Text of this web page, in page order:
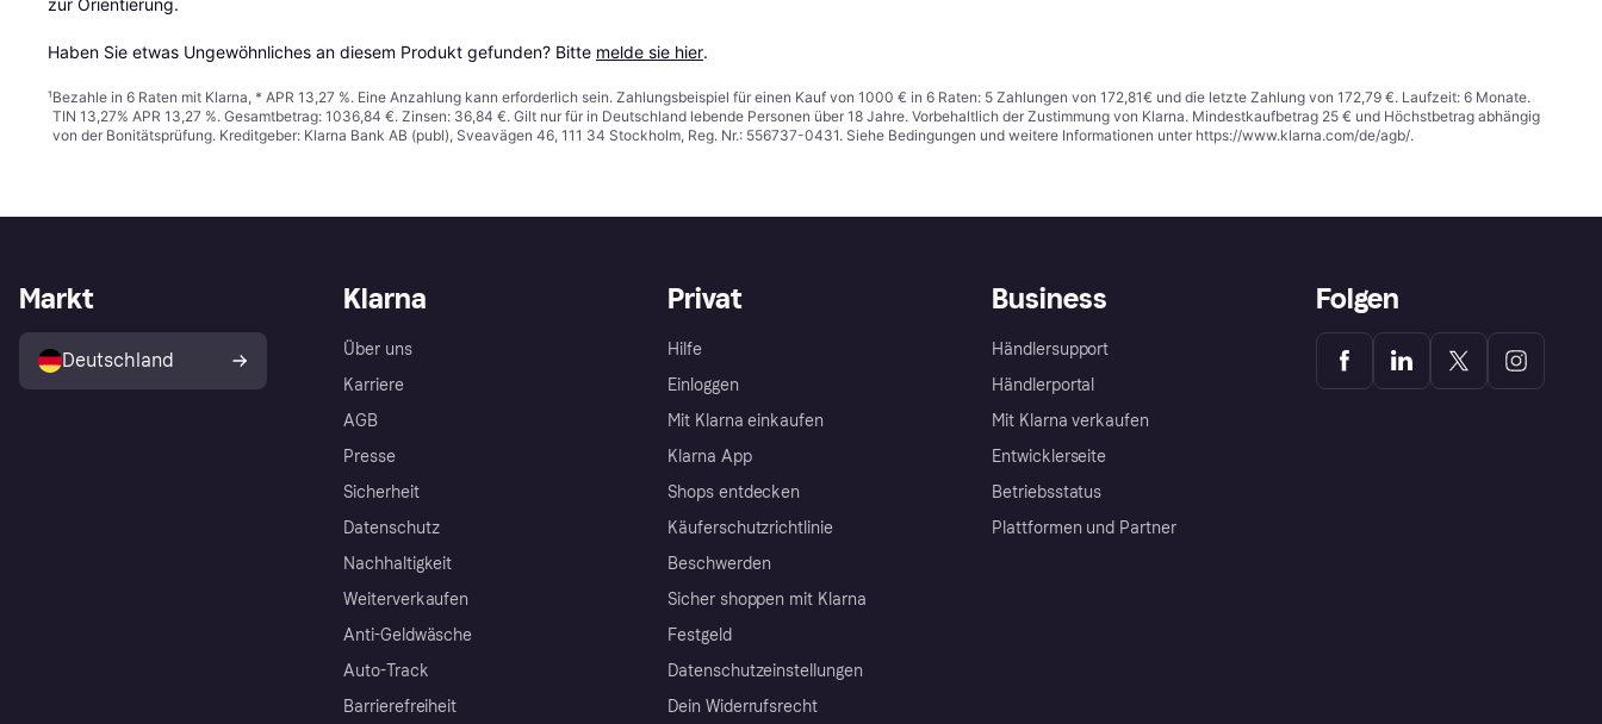
Haben Sie etwas Ungewöhnliches an diesem Produkt gefunden? Bitte melde sie hier.
¹Bezahle in 6 Raten mit Klarna, * APR 13,27 %. Eine Anzahlung kann erforderlich sein. Zahlungsbeispiel für einen Kauf von 1000 € in 6 Raten: 5 Zahlungen von 172,81€ und die letzte Zahlung von 172,79 €. Laufzeit: 6 Monate.
TIN 13,27% APR 13,27 %. Gesamtbetrag: 1036,84 €. Zinsen: 36,84 €. Gilt nur für in Deutschland lebende Personen über 18 Jahre. Vorbehaltlich der Zustimmung von Klarna. Mindestkaufbetrag 25 € und Höchstbetrag abhängig
von der Bonitätsprüfung. Kreditgeber: Klarna Bank AB (publ), Sveavägen 46, 111 34 Stockholm, Reg. Nr.: 556737-0431. Siehe Bedingungen und weitere Informationen unter https://www.klarna.com/de/agb/.
Klarna
Über uns
Karriere
AGB
Presse
Sicherheit
Datenschutz
Nachhaltigkeit
Weiterverkaufen
Anti-Geldwäsche
Auto-Track
Barrierefreiheit
Privat
Hilfe
Einloggen
Mit Klarna einkaufen
Klarna App
Shops entdecken
Käuferschutzrichtlinie
Beschwerden
Sicher shoppen mit Klarna
Festgeld
Datenschutzeinstellungen
Dein Widerrufsrecht
Business
Händlersupport
Händlerportal
Mit Klarna verkaufen
Entwicklerseite
Betriebsstatus
Plattformen und Partner
Markt
Deutschland
Folgen